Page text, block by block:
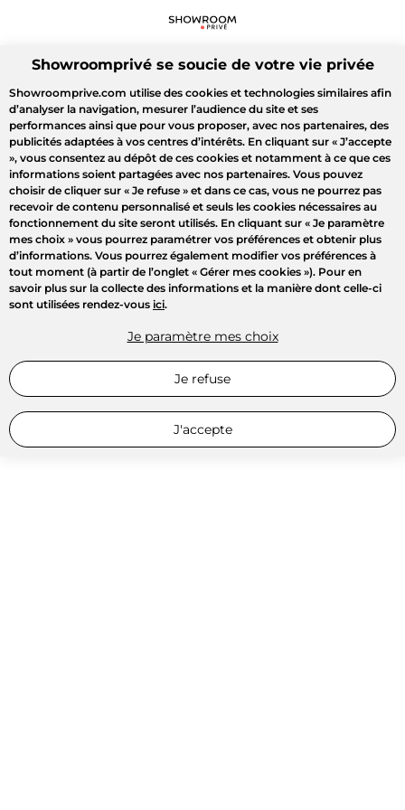
Showroomprivé se soucie de votre vie privée
Showroomprive.com utilise des cookies et technologies similaires afin
d’analyser la navigation, mesurer l’audience du site et ses
performances ainsi que pour vous proposer, avec nos partenaires, des
publicités adaptées à vos centres d’intérêts. En cliquant sur « J’accepte
», vous consentez au dépôt de ces cookies et notamment à ce que ces
informations soient partagées avec nos partenaires. Vous pouvez
choisir de cliquer sur « Je refuse » et dans ce cas, vous ne pourrez pas
recevoir de contenu personnalisé et seuls les cookies nécessaires au
fonctionnement du site seront utilisés. En cliquant sur « Je paramètre
mes choix » vous pourrez paramétrer vos préférences et obtenir plus
d’informations. Vous pourrez également modifier vos préférences à
tout moment (à partir de l’onglet « Gérer mes cookies »). Pour en
savoir plus sur la collecte des informations et la manière dont celle-ci
sont utilisées rendez-vous ici.
Je paramètre mes choix
Je refuse
J'accepte